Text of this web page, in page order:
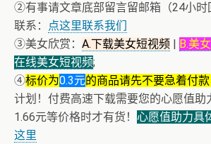
②有事请文章底部留言留邮箱（24小时
联系：
点这里联系我们
③美女欣赏： A.下载美女短视频 | B.美
在线美女短视频;
④标价为0.3元的商品请先不要急着付款
计划！付费高速下载需要您的心愿值助
1.66元等价格时才有货！ 心愿值助力具
这里